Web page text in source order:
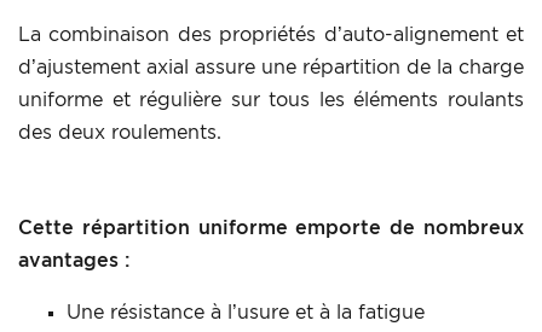
La combinaison des propriétés d’auto-alignement et
d’ajustement axial assure une répartition de la charge
uniforme et régulière sur tous les éléments roulants
des deux roulements.
Cette répartition uniforme emporte de nombreux
avantages :
Une résistance à l’usure et à la fatigue